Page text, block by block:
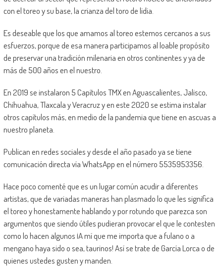
con el toreo y su base, la crianza del toro de lidia.
Es deseable que los que amamos al toreo estemos cercanos a sus
esfuerzos, porque de esa manera participamos al loable propósito
de preservar una tradición milenaria en otros continentes y ya de
más de 500 años en el nuestro.
En 2019 se instalaron 5 Capítulos TMX en Aguascalientes, Jalisco,
Chihuahua, Tlaxcala y Veracruz y en este 2020 se estima instalar
otros capítulos más, en medio de la pandemia que tiene en ascuas a
nuestro planeta.
Publican en redes sociales y desde el año pasado ya se tiene
comunicación directa vía WhatsApp en el número 5535953356.
Hace poco comenté que es un lugar común acudir a diferentes
artistas, que de variadas maneras han plasmado lo que les significa
el toreo y honestamente hablando y por rotundo que parezca son
argumentos que siendo útiles pudieran provocar el que le contesten
como lo hacen algunos ¡A mí que me importa que a fulano o a
mengano haya sido o sea, taurinos! Así se trate de García Lorca o de
quienes ustedes gusten y manden.